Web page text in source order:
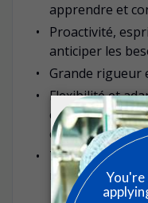
apprendre et
Proactivité,
anticiper les
Grande rigueur
Flexibilité et
environnement
constante
Talent pour la
implication